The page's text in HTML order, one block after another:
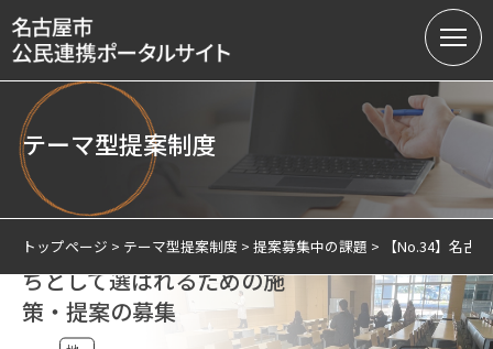
名古屋市の公民連携
提案募集中の課題（テーマ型）
提案受付（テーマ型・フリー型）
連携実績
テーマ型提案制度
トップページ テーマ型提案制度 提案募集中の課題 【No.34】名古
【No.34】名古屋が全国の
学生から大学生活を送るま
ちとして選ばれるための施
策・提案の募集